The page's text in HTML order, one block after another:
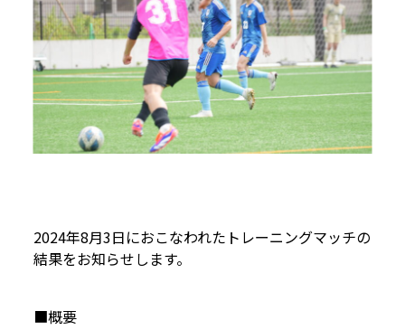
2024年8月3日におこなわれたトレーニングマッチの
結果をお知らせします。
■概要